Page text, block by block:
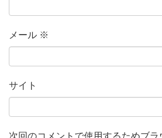
メール ※
サイト